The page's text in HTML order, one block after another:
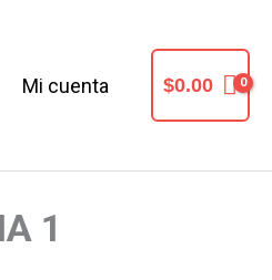
Mi cuenta $0.00
1